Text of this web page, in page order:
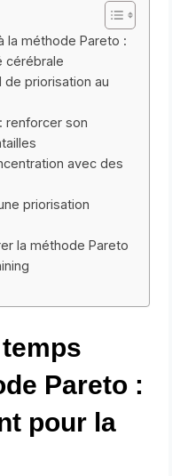
la méthode Pareto :
cérébrale
de priorisation au
renforcer son
avec des
priorisation
la méthode Pareto
Pareto :
pour la